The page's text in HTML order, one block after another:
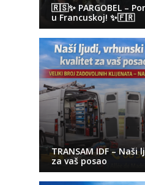
🇷🇸✨ PARGOBEL –
u Francuskoj! ✨🇫🇷
TRANSAM IDF –
za vaš posao